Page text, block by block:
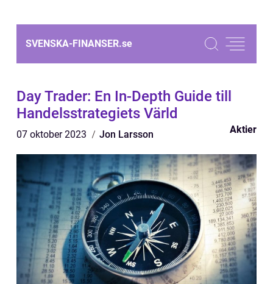
SVENSKA-FINANSER.se
Day Trader: En In-Depth Guide till
Handelsstrategiets Värld
07 oktober 2023 Jon Larsson Aktier